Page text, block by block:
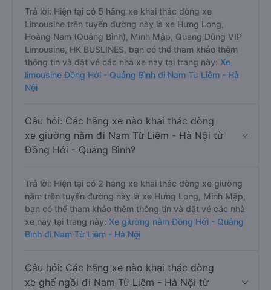
Trả lời: Hiện tại có 5 hãng xe khai thác dòng xe
Limousine trên tuyến đường này là xe Hưng Long,
Hoàng Nam (Quảng Bình), Minh Mập, Quang Dũng VIP
Limousine, HK BUSLINES, bạn có thể tham khảo thêm
thông tin và đặt vé các nhà xe này tại trang này: Xe
limousine Đồng Hới - Quảng Bình đi Nam Từ Liêm - Hà
Nội
Câu hỏi: Các hãng xe nào khai thác dòng
xe giường nằm đi Nam Từ Liêm - Hà Nội từ
Đồng Hới - Quảng Bình?
Trả lời: Hiện tại có 2 hãng xe khai thác dòng xe giường
nằm trên tuyến đường này là xe Hưng Long, Minh Mập,
bạn có thể tham khảo thêm thông tin và đặt vé các nhà
xe này tại trang này: Xe giường nằm Đồng Hới - Quảng
Bình đi Nam Từ Liêm - Hà Nội
Câu hỏi: Các hãng xe nào khai thác dòng
xe ghế ngồi đi Nam Từ Liêm - Hà Nội từ